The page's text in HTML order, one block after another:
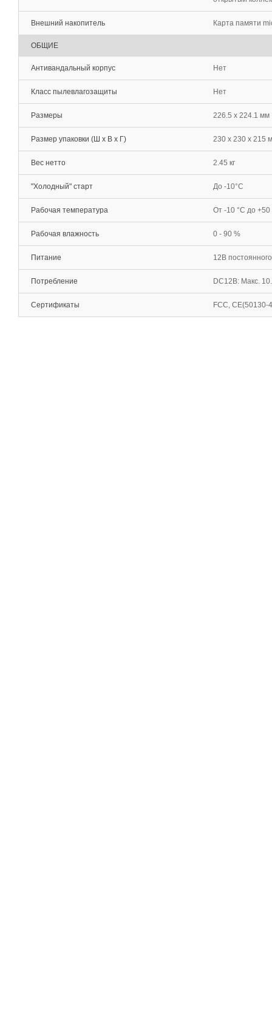
Внешний накопитель Карта памяти
ОБЩИЕ
Антивандальный корпус Нет
Класс пылевлагозащиты Нет
Размеры 226.5 x 224.1 мм
Размер упаковки (Ш х В х Г) 230 x 230 x 215
Вес нетто 2.45 кг
"Холодный" старт До -10°С
Рабочая температура От -10 °С до +50
Рабочая влажность 0 - 90 %
Питание 12В
Потребление DC12В: Макс.
Сертификаты FCC, CE(50130-